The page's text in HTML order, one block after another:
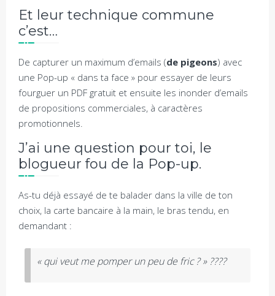
Et leur technique commune
c’est…
De capturer un maximum d’emails (de pigeons) avec
une Pop-up « dans ta face » pour essayer de leurs
fourguer un PDF gratuit et ensuite les inonder d’emails
de propositions commerciales, à caractères
promotionnels.
J’ai une question pour toi, le
blogueur fou de la Pop-up.
As-tu déjà essayé de te balader dans la ville de ton
choix, la carte bancaire à la main, le bras tendu, en
demandant :
« qui veut me pomper un peu de fric ? » ????